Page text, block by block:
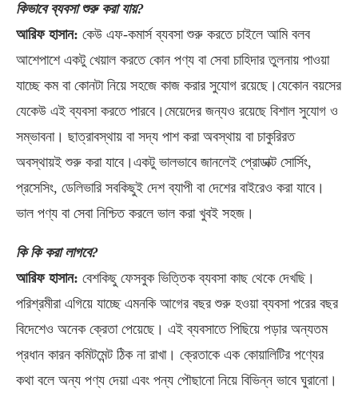
কিভাবে ব্যবসা শুরু করা যায়?
আরিফ হাসান: কেউ এফ-কমার্স ব্যবসা শুরু করতে চাইলে আমি বলব
আশেপাশে একটু খেয়াল করতে কোন পণ্য বা সেবা চাহিদার তুলনায় পাওয়া
যাচ্ছে কম বা কোনটা নিয়ে সহজে কাজ করার সুযোগ রয়েছে।যেকোন বয়সের
যেকেউ এই ব্যবসা করতে পারবে।মেয়েদের জন্যও রয়েছে বিশাল সুযোগ ও
সম্ভাবনা। ছাত্রাবস্থায় বা সদ্য পাশ করা অবস্থায় বা চাকুরিরত
অবস্থায়ই শুরু করা যাবে।একটু ভালভাবে জানলেই প্রোডাক্ট সোর্সিং,
প্রসেসিং, ডেলিভারি সবকিছুই দেশ ব্যাপী বা দেশের বাইরেও করা যাবে।
ভাল পণ্য বা সেবা নিশ্চিত করলে ভাল করা খুবই সহজ।
কি কি করা লাগবে?
আরিফ হাসান: বেশকিছু ফেসবুক ভিত্তিক ব্যবসা কাছ থেকে দেখছি।
পরিশ্রমীরা এগিয়ে যাচ্ছে এমনকি আগের বছর শুরু হওয়া ব্যবসা পরের বছর
বিদেশেও অনেক ক্রেতা পেয়েছে। এই ব্যবসাতে পিছিয়ে পড়ার অন্যতম
প্রধান কারন কমিটমেন্ট ঠিক না রাখা। ক্রেতাকে এক কোয়ালিটির পণ্যের
কথা বলে অন্য পণ্য দেয়া এবং পন্য পৌছানো নিয়ে বিভিন্ন ভাবে ঘুরানো।